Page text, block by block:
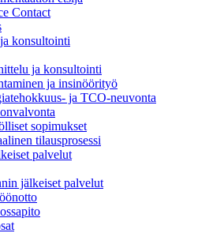
Contact
konsultointi
ja konsultointi
ja insinöörityö
ja TCO-neuvonta
sopimukset
tilausprosessi
palvelut
jälkeiset palvelut